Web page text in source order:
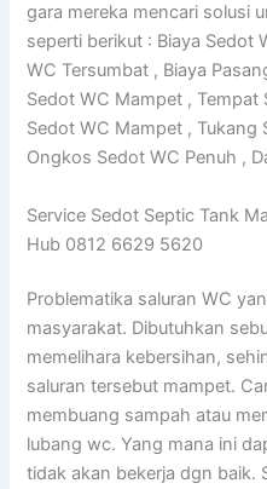
gara mereka mencari solusi
seperti berikut : Biaya Sedot
WC Tersumbat , Biaya
Sedot WC Mampet , Tempat
Sedot WC Mampet , Tukang
Ongkos Sedot WC Penuh ,
Service Sedot Septic Tank
Hub 0812 6629 5620
Problematika saluran WC
masyarakat. Dibutuhkan
memelihara kebersihan,
saluran tersebut mampet.
membuang sampah atau
lubang wc. Yang mana ini
tidak akan bekerja dgn baik.